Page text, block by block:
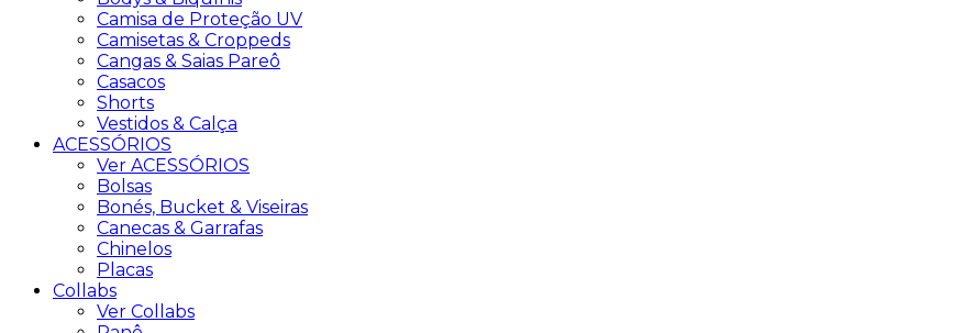
Camisa de Proteção UV
Camisetas & Croppeds
Cangas & Saias Pareô
Casacos
Shorts
Vestidos & Calça
ACESSÓRIOS
Ver ACESSÓRIOS
Bolsas
Bonés, Bucket & Viseiras
Canecas & Garrafas
Chinelos
Placas
Collabs
Ver Collabs